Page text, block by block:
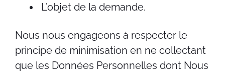
L’objet de la demande.
Nous nous engageons à respecter le
principe de minimisation en ne collectant
que les Données Personnelles dont Nous